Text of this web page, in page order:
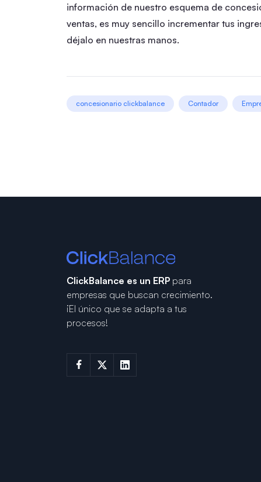
información de nuestro esquema de
ventas, es muy sencillo incrementar tus
déjalo en nuestras manos.
concesionario clickbalance Contador
ClickBalance es un ERP para
empresas que buscan crecimiento.
¡El único que se adapta a tus
procesos!